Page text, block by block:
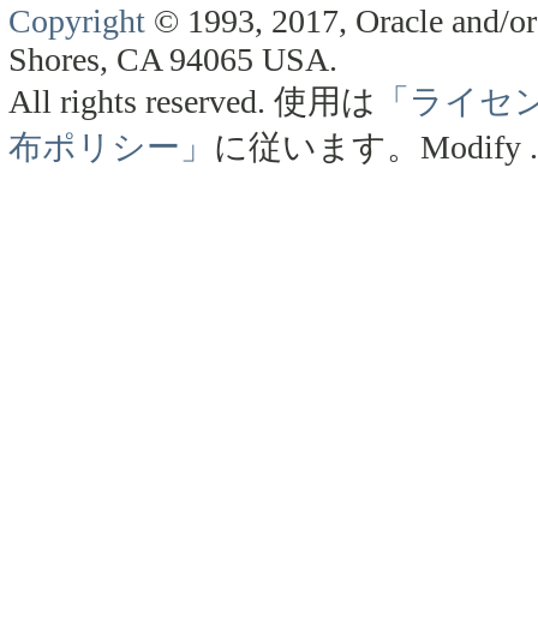
Copyright © 1993, 2017, Oracle and/
Shores, CA 94065 USA.
All rights reserved. 使用は 「ライセ
布ポリシー」 に従います。 Modify